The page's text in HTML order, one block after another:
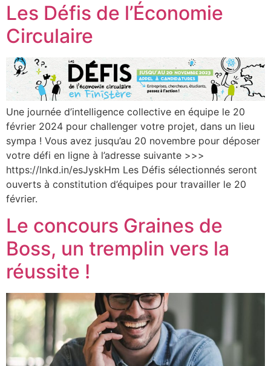
Les Défis de l’Économie
Circulaire
Une journée d’intelligence collective en équipe le 20
février 2024 pour challenger votre projet, dans un lieu
sympa ! Vous avez jusqu’au 20 novembre pour déposer
votre défi en ligne à l’adresse suivante >>>
https://lnkd.in/esJyskHm Les Défis sélectionnés seront
ouverts à constitution d’équipes pour travailler le 20
février.
Le concours Graines de
Boss, un tremplin vers la
réussite !